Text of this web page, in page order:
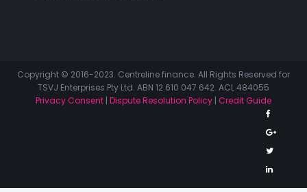
Copyright © 2016-2023. Centreline finance. All Rights Reserved for
TSVJ Enterprises Pty Ltd. ABN 12 610 047 642. ACL 484055
Privacy Consent | Dispute Resolution Policy | Credit Guide